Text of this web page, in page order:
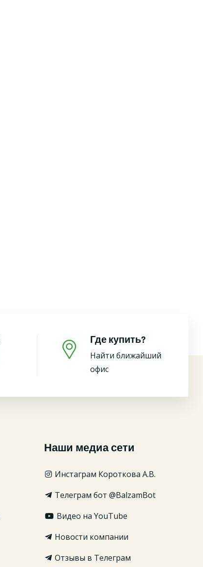
Где купить?
Найти ближайший
офис
Наши медиа сети
Инстаграм Короткова А.В.
Телеграм бот @BalzamBot
Видео на YouTube
Новости компании
Отзывы в Телеграм